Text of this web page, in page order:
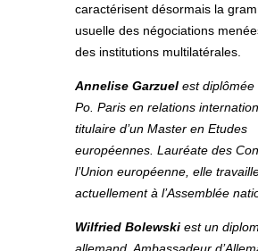
caractérisent désormais la
usuelle des négociations
des institutions multilatérales.
Annelise Garzuel est diplômée
Po. Paris en relations
titulaire d’un Master en Etudes
européennes. Lauréate des
l’Union européenne, elle
actuellement à l’Assemblée
Wilfried Bolewski est un
allemand. Ambassadeur